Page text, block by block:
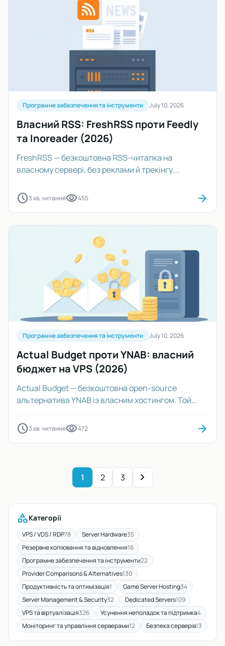
Програмне забезпечення та інструменти July 10, 2026
Власний RSS: FreshRSS проти Feedly
та Inoreader (2026)
FreshRSS — безкоштовна RSS-читалка на
власному сервері, без реклами й трекінгу.
VPS.
schedule3 хв. читанняvisibility455 arrow_forward
Програмне забезпечення та інструменти July 10, 2026
Actual Budget проти YNAB: власний
бюджет на VPS (2026)
Actual Budget — безкоштовна open-source
альтернатива YNAB із власним хостингом. Той
платите лише за VPS. Порівняння
schedule3 хв. читанняvisibility472 arrow_forward
1 2 3 chevron_right
categoryКатегорії
VPS / VDS / RDP78 Server Hardware35
Резервне копіювання та відновлення16
Програмне забезпечення та інструменти22
Provider Comparisons & Alternatives130
Продуктивність та оптимізація1 Game Server Hosting34
Server Management & Security32 Dedicated Servers109
VPS та віртуалізація326 Усунення неполадок та підтримка4
Моніторинг та управління серверами12 Безпека серверів13